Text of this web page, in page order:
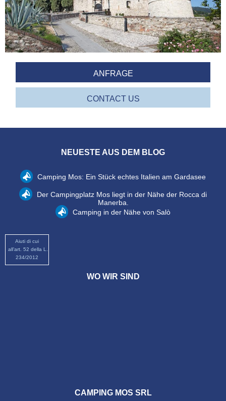
ANFRAGE
CONTACT US
NEUESTE AUS DEM BLOG
Camping Mos: Ein Stück echtes Italien am Gardasee
Der Campingplatz Mos liegt in der Nähe der Rocca di
Manerba.
Camping in der Nähe von Salò
Aiuti di cui
all’art. 52 della L.
234/2012
WO WIR SIND
CAMPING MOS SRL